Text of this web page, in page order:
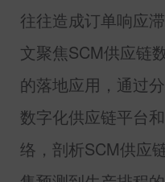
往往造成订单响应
文聚焦SCM供应链
的落地应用，通过
数字化供应链平台
络，剖析SCM供应